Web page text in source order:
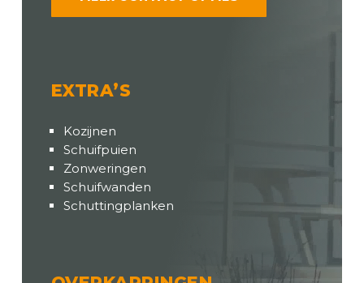
EXTRA’S
Kozijnen
Schuifpuien
Zonweringen
Schuifwanden
Schuttingplanken